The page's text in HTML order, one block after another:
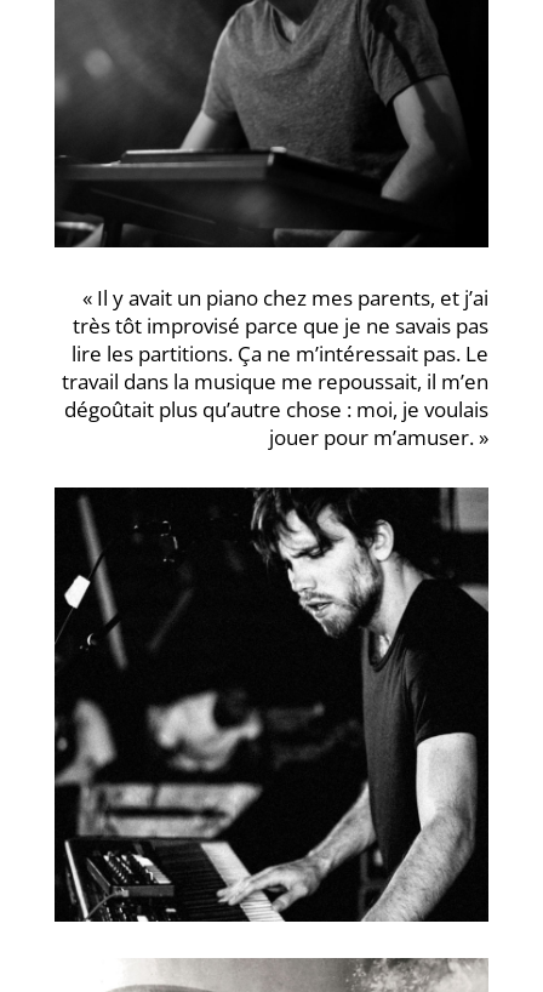
« Il y avait un piano chez mes parents, et j’ai
très tôt improvisé parce que je ne savais pas
lire les partitions. Ça ne m’intéressait pas. Le
travail dans la musique me repoussait, il m’en
dégoûtait plus qu’autre chose : moi, je voulais
jouer pour m’amuser. »